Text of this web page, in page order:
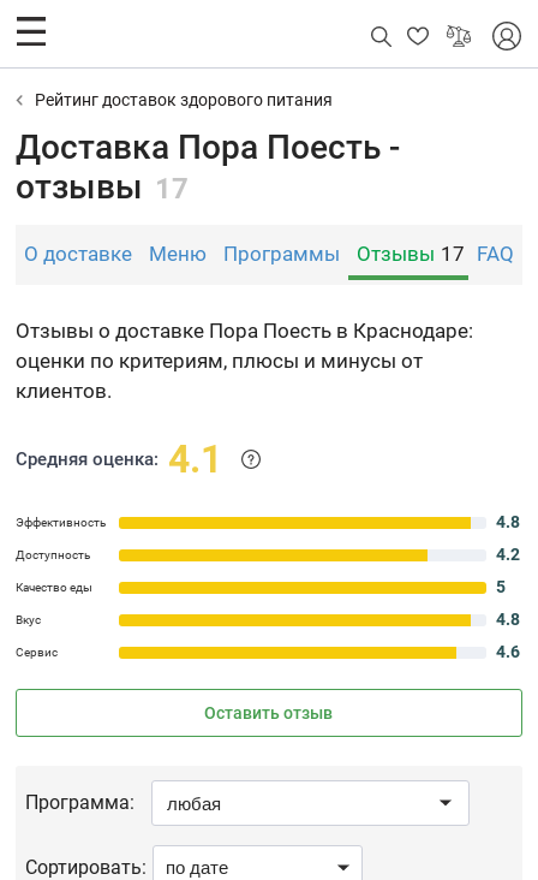
Рейтинг доставок здорового питания
Доставка Пора Поесть -
отзывы 17
О доставке Меню Программы Отзывы 17 FAQ
Отзывы о доставке Пора Поесть в Краснодаре:
оценки по критериям, плюсы и минусы от
клиентов.
Средняя оценка: 4.1
Эффективность 4.8
Доступность 4.2
Качество еды 5
Вкус 4.8
Сервис 4.6
Оставить отзыв
Программа:
Сортировать: